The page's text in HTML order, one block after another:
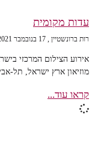
עדות מקומית
רות ברונשטיין 17 בנובמבר 2021
מוזיאון ארץ ישראל, תל-
קראו עוד...